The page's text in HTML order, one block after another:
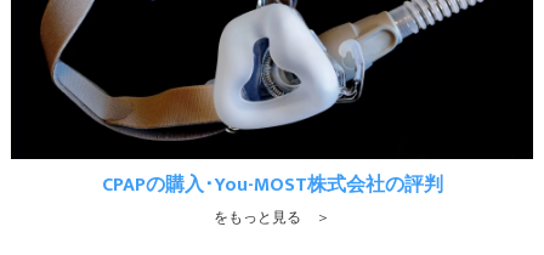
CPAPの購入･You-MOST株式会社の評判
をもっと見る ＞